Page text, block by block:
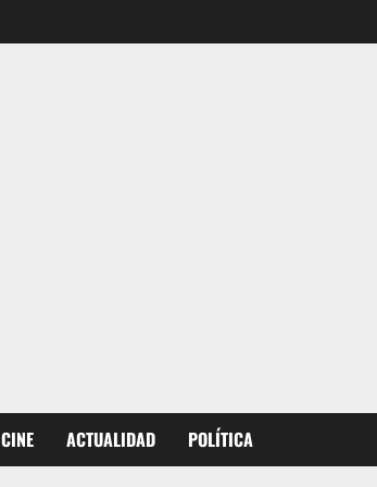
CINE ACTUALIDAD POLÍTICA